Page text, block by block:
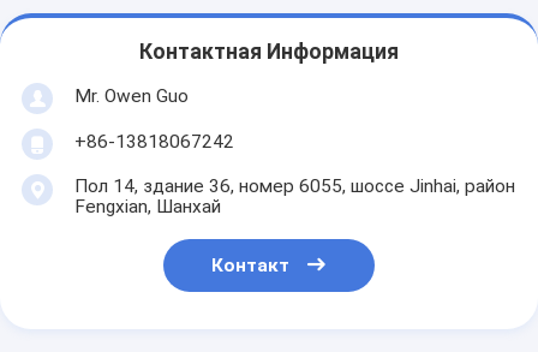
Контактная Информация
Mr. Owen Guo
+86-13818067242
Пол 14, здание 36, номер 6055, шоссе Jinhai, район
Fengxian, Шанхай
Контакт